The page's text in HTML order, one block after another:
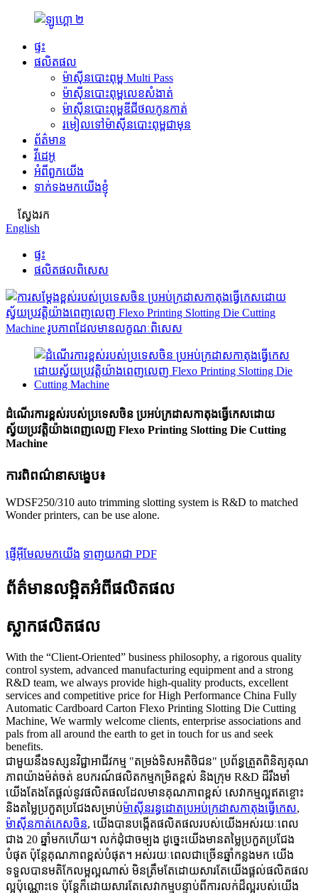
ផ្ទះ
ផលិតផល
ម៉ាស៊ីនបោះពុម្ព Multi Pass
ម៉ាស៊ីនបោះពុម្ពលេខសំងាត់
ម៉ាស៊ីនបោះពុម្ពឌីជីថលកូនកាត់
រមៀលទៅម៉ាស៊ីនបោះពុម្ពជាមុន
ព័ត៌មាន
វីដេអូ
អំពីពួកយើង
ទាក់ទងមកយើងខ្ញុំ
ស្វែងរក
English
ផ្ទះ
ផលិតផលពិសេស
ដំណើរការខ្ពស់របស់ប្រទេសចិន ប្រអប់ក្រដាសកាតុងធ្វើកេសដោយ
ស្វ័យប្រវត្តិយ៉ាងពេញលេញ Flexo Printing Slotting Die Cutting
Machine
ការពិពណ៌នាសង្ខេប៖
WDSF250/310 auto trimming slotting system is R&D to matched
Wonder printers, can be use alone.
ផ្ញើអ៊ីមែលមកយើង ទាញយកជា PDF
ព័ត៌មានលម្អិតអំពីផលិតផល
ស្លាកផលិតផល
With the “Client-Oriented” business philosophy, a rigorous quality
control system, advanced manufacturing equipment and a strong
R&D team, we always provide high-quality products, excellent
services and competitive price for High Performance China Fully
Automatic Cardboard Carton Flexo Printing Slotting Die Cutting
Machine, We warmly welcome clients, enterprise associations and
pals from all around the earth to get in touch for us and seek
benefits.
ជាមួយនឹងទស្សនវិជ្ជាអាជីវកម្ម "តម្រង់ទិសអតិថិជន" ប្រព័ន្ធត្រួតពិនិត្យគុណ
ភាពយ៉ាងម៉ត់ចត់ ឧបករណ៍ផលិតកម្មកម្រិតខ្ពស់ និងក្រុម R&D ដ៏រឹងមាំ
យើងតែងតែផ្តល់នូវផលិតផលដែលមានគុណភាពខ្ពស់ សេវាកម្មល្អឥតខ្ចោះ
និងតម្លៃប្រកួតប្រជែងសម្រាប់ម៉ាស៊ីនរន្ធដោតប្រអប់ក្រដាសកាតុងធ្វើកេស,
ម៉ាស៊ីនកាត់កេសចិន, យើងបានបង្កើតផលិតផលរបស់យើងអស់រយៈពេល
ជាង 20 ឆ្នាំមកហើយ។ លក់ដុំជាចម្បង ដូច្នេះយើងមានតម្លៃប្រកួតប្រជែង
បំផុត ប៉ុន្តែគុណភាពខ្ពស់បំផុត។ អស់រយៈពេលជាច្រើនឆ្នាំកន្លងមក យើង
ទទួលបានមតិកែលម្អល្អណាស់ មិនត្រឹមតែដោយសារតែយើងផ្តល់ផលិតផល
ល្អប៉ុណ្ណោះទេ ប៉ុន្តែក៏ដោយសារតែសេវាកម្មបន្ទាប់ពីការលក់ដ៏ល្អរបស់យើង